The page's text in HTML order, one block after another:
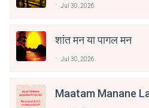
Jul 30, 2026
शांत मन या पागल मन
Jul 30, 2026
Maatam Manane